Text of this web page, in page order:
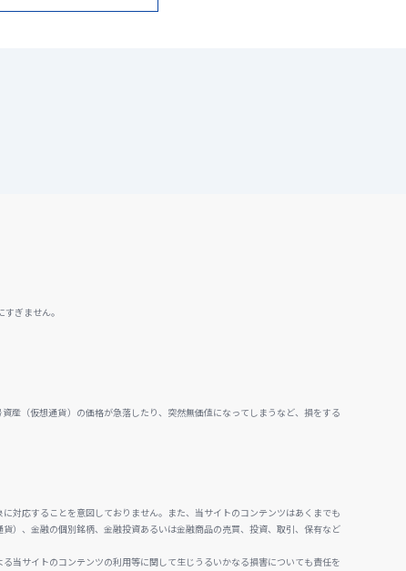
ぎません。
産（仮想通貨）の価格が急落したり、突然無価値になってしまうなど、損をする
対応することを意図しておりません。また、当サイトのコンテンツはあくまでも
）、金融の個別銘柄、金融投資あるいは金融商品の売買、投資、取引、保有など
当サイトのコンテンツの利用等に関して生じうるいかなる損害についても責任を